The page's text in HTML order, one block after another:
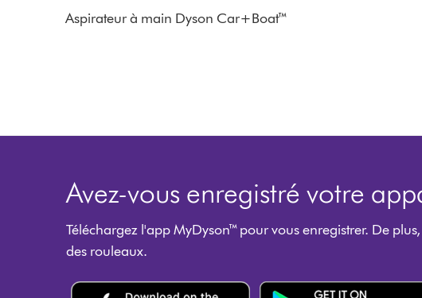
Aspirateur à main Dyson Car+Boat™
Avez-vous enregistré votre
Téléchargez l'app MyDyson™ pour vous enregistrer. De
des rouleaux.